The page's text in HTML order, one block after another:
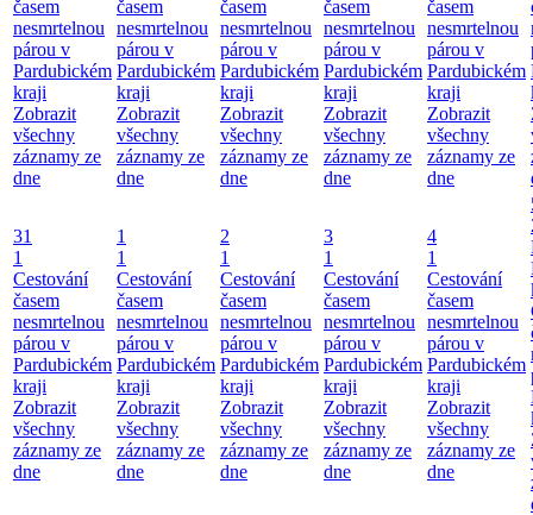
časem
nesmrtelnou
párou v
Pardubickém
kraji
Zobrazit
všechny
záznamy ze
dne
časem
nesmrtelnou
párou v
Pardubickém
kraji
Zobrazit
všechny
záznamy ze
dne
časem
nesmrtelnou
párou v
Pardubickém
kraji
Zobrazit
všechny
záznamy ze
dne
časem
nesmrtelnou
párou v
Pardubickém
kraji
Zobrazit
všechny
záznamy ze
dne
časem
nesmrtelnou
párou v
Pardubickém
kraji
Zobrazit
všechny
záznamy ze
dne
31
1
Cestování
časem
nesmrtelnou
párou v
Pardubickém
kraji
Zobrazit
všechny
záznamy ze
dne
1
1
Cestování
časem
nesmrtelnou
párou v
Pardubickém
kraji
Zobrazit
všechny
záznamy ze
dne
2
1
Cestování
časem
nesmrtelnou
párou v
Pardubickém
kraji
Zobrazit
všechny
záznamy ze
dne
3
1
Cestování
časem
nesmrtelnou
párou v
Pardubickém
kraji
Zobrazit
všechny
záznamy ze
dne
4
1
Cestování
časem
nesmrtelnou
párou v
Pardubickém
kraji
Zobrazit
všechny
záznamy ze
dne